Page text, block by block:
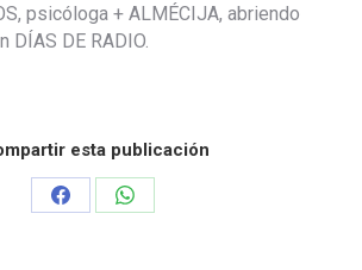
psicóloga + ALMÉCIJA, abriendo
DÍAS DE RADIO.
esta publicación
Share
Share